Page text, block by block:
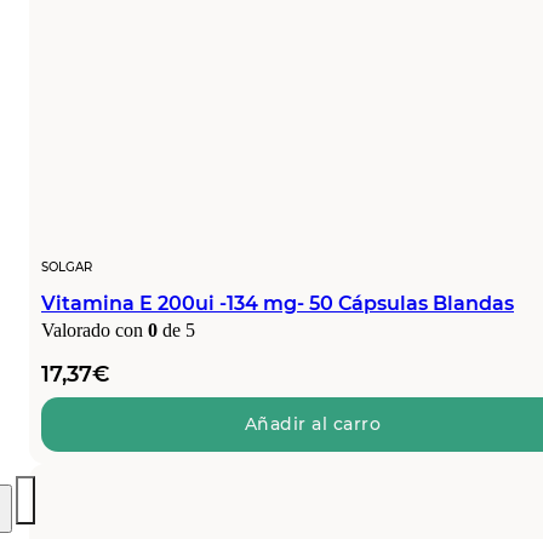
SOLGAR
Vitamina E 200ui -134 mg- 50 Cápsulas Blandas
Valorado con 0 de 5
17,37€
Añadir al carro